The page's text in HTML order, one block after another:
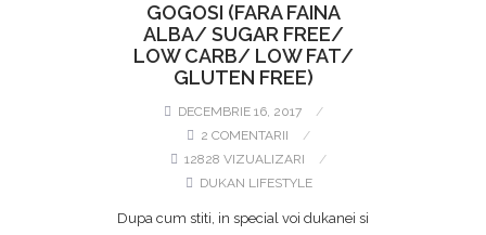
GOGOSI (FARA FAINA
ALBA/ SUGAR FREE/
LOW CARB/ LOW FAT/
GLUTEN FREE)
DECEMBRIE 16, 2017
2 COMENTARII
12828 VIZUALIZARI
DUKAN LIFESTYLE
Dupa cum stiti, in special voi dukanei si